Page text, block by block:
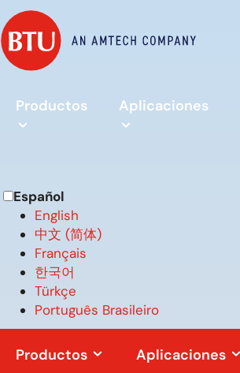
Productos Aplicaciones
Español
English
中文 (简体)
Français
한국어
Türkçe
Português Brasileiro
Productos Aplicaciones